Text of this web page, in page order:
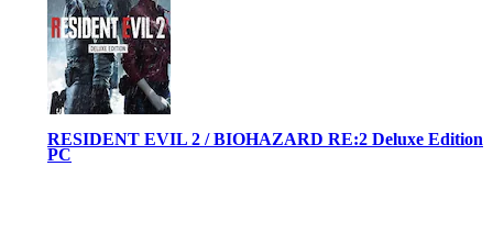
RESIDENT EVIL 2 / BIOHAZARD RE:2 Deluxe Edition
PC